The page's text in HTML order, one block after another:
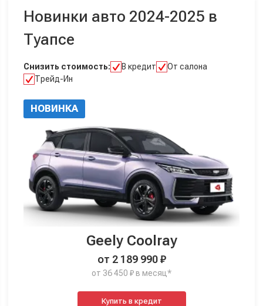
Новинки авто 2024-2025 в
Туапсе
Снизить стоимость: В кредит
От салона
Трейд-Ин
НОВИНКА
Geely Coolray
от 2 189 990 ₽
от 36 450 ₽ в месяц*
Купить в кредит